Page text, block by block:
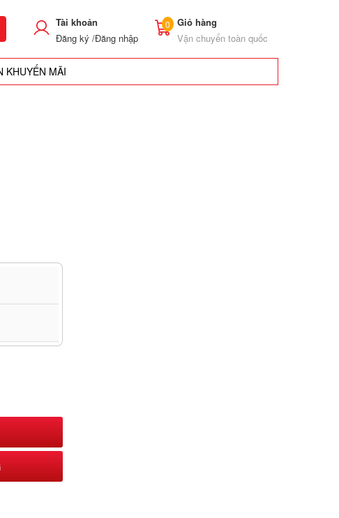
Tài khoản
Đăng ký /Đăng nhập
0
Giỏ hàng
Vận chuyển toàn quốc
KHUYẾN MÃI